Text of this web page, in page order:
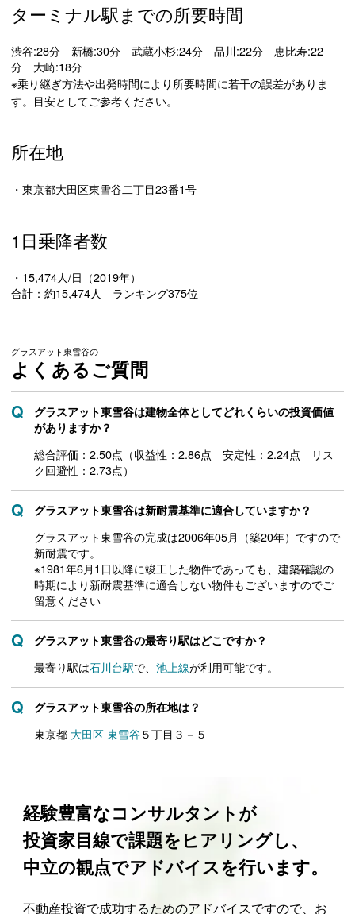
ターミナル駅までの所要時間
渋谷:28分 新橋:30分 武蔵小杉:24分 品川:22分 恵比寿:22
分 大崎:18分
※乗り継ぎ方法や出発時間により所要時間に若干の誤差がありま
す。目安としてご参考ください。
所在地
・東京都大田区東雪谷二丁目23番1号
1日乗降者数
・15,474人/日（2019年）
合計：約15,474人 ランキング375位
グラスアット東雪谷の
よくあるご質問
グラスアット東雪谷は建物全体としてどれくらいの投資価値
がありますか？
総合評価：2.50点（収益性：2.86点 安定性：2.24点 リス
ク回避性：2.73点）
グラスアット東雪谷は新耐震基準に適合していますか？
グラスアット東雪谷の完成は2006年05月（築20年）ですので
新耐震です。
※1981年6月1日以降に竣工した物件であっても、建築確認の
時期により新耐震基準に適合しない物件もございますのでご
留意ください
グラスアット東雪谷の最寄り駅はどこですか？
最寄り駅は石川台駅で、 池上線が利用可能です。
グラスアット東雪谷の所在地は？
東京都 大田区 東雪谷５丁目３－５
経験豊富なコンサルタントが
投資家目線で課題をヒアリングし、
中立の観点でアドバイスを行います。
不動産投資で成功するためのアドバイスですので、お